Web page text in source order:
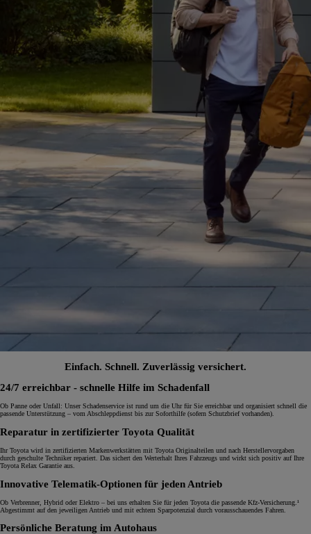
Einfach. Schnell. Zuverlässig versichert.
24/7 erreichbar - schnelle Hilfe im Schadenfall
Ob Panne oder Unfall: Unser Schadenservice ist rund um die Uhr für Sie erreichbar und organisiert schnell die
passende Unterstützung – vom Abschleppdienst bis zur Soforthilfe (sofern Schutzbrief vorhanden).
Reparatur in zertifizierter Toyota Qualität
Ihr Toyota wird in zertifizierten Markenwerkstätten mit Toyota Originalteilen und nach Herstellervorgaben
durch geschulte Techniker repariert. Das sichert den Werterhalt Ihres Fahrzeugs und wirkt sich positiv auf Ihre
Toyota Relax Garantie aus.
Innovative Telematik-Optionen für jeden Antrieb
Ob Verbrenner, Hybrid oder Elektro – bei uns erhalten Sie für jeden Toyota die passende Kfz-Versicherung.¹
Abgestimmt auf den jeweiligen Antrieb und mit echtem Sparpotenzial durch vorausschauendes Fahren.
Persönliche Beratung im Autohaus